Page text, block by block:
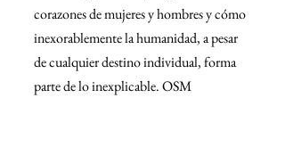
corazones de mujeres y hombres y cómo
inexorablemente la humanidad, a pesar
de cualquier destino individual, forma
parte de lo inexplicable. OSM